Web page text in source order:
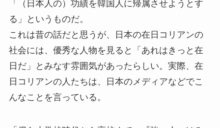
「（日本人の）功績を韓国人に帰属させようとす
る」というものだ。
これは昔の話だと思うが、日本の在日コリアンの
社会には、優秀な人物を見ると「あれはきっと在
日だ」とみなす雰囲気があったらしい。実際、在
日コリアンの人たちは、日本のメディアなどでこ
んなことを言っている。